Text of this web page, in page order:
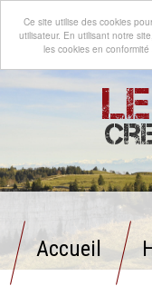
Ce site utilise des cookies
utilisateur. En utilisant notre
les cookies en
Accueil